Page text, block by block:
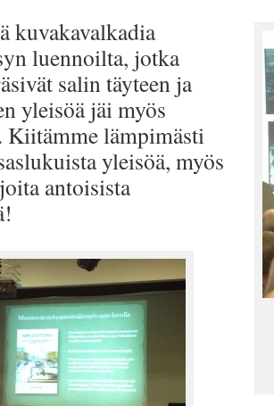
kuvakavalkadia
luennoilta, jotka
salin täyteen ja
yleisöä jäi myös
Kiitämme lämpimästi
yleisöä, myös
antoisista